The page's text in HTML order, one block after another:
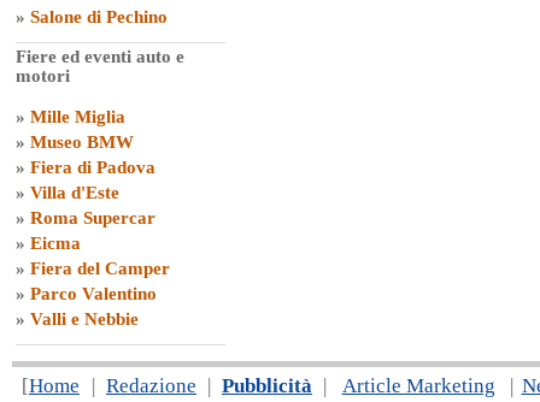
» Salone di Pechino
Fiere ed eventi auto e
motori
» Mille Miglia
» Museo BMW
» Fiera di Padova
» Villa d'Este
» Roma Supercar
» Eicma
» Fiera del Camper
» Parco Valentino
» Valli e Nebbie
[Home | Redazione | Pubblicità | Article Marketing |